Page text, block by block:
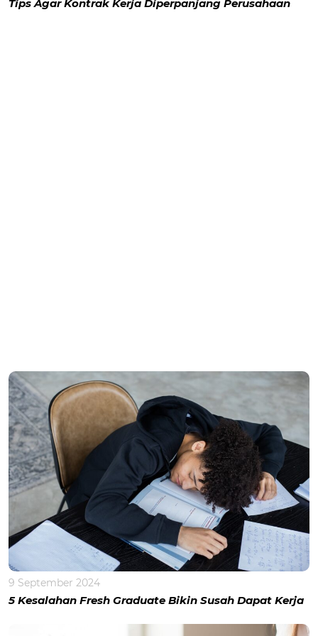
Tips Agar Kontrak Kerja Diperpanjang Perusahaan
9 September 2024
5 Kesalahan Fresh Graduate Bikin Susah Dapat Kerja